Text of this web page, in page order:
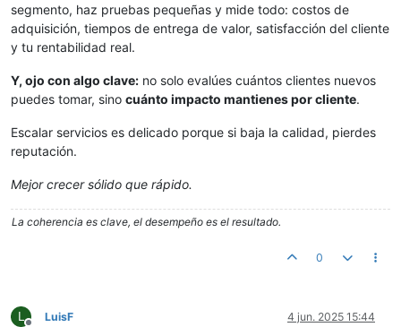
segmento, haz pruebas pequeñas y mide todo: costos de
adquisición, tiempos de entrega de valor, satisfacción del cliente
y tu rentabilidad real.
Y, ojo con algo clave: no solo evalúes cuántos clientes nuevos
puedes tomar, sino cuánto impacto mantienes por cliente.
Escalar servicios es delicado porque si baja la calidad, pierdes
reputación.
Mejor crecer sólido que rápido.
La coherencia es clave, el desempeño es el resultado.
0
L LuisF 4 jun. 2025 15:44